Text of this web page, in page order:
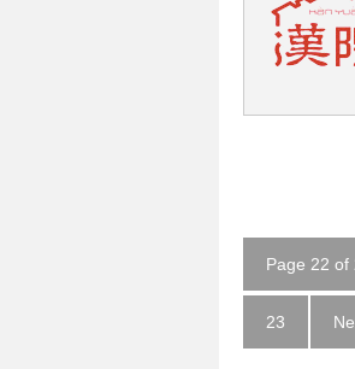
Page 22 of
23